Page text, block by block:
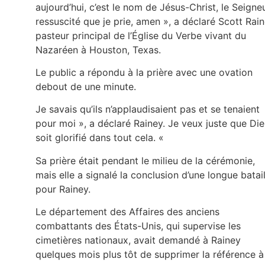
aujourd’hui, c’est le nom de Jésus-Christ, le
ressuscité que je prie, amen », a déclaré Scott
pasteur principal de l’Église du Verbe vivant du
Nazaréen à Houston, Texas.
Le public a répondu à la prière avec une ovation
debout de une minute.
Je savais qu’ils n’applaudisaient pas et se tenaient
pour moi », a déclaré Rainey. Je veux juste que
soit glorifié dans tout cela. «
Sa prière était pendant le milieu de la cérémonie,
mais elle a signalé la conclusion d’une longue
pour Rainey.
Le département des Affaires des anciens
combattants des États-Unis, qui supervise les
cimetières nationaux, avait demandé à Rainey
quelques mois plus tôt de supprimer la référence à